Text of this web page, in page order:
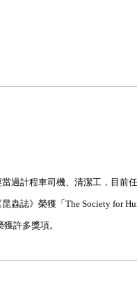
計程車司機、清潔工，目前任
蟲誌》榮獲「The Society for
獲許多獎項。